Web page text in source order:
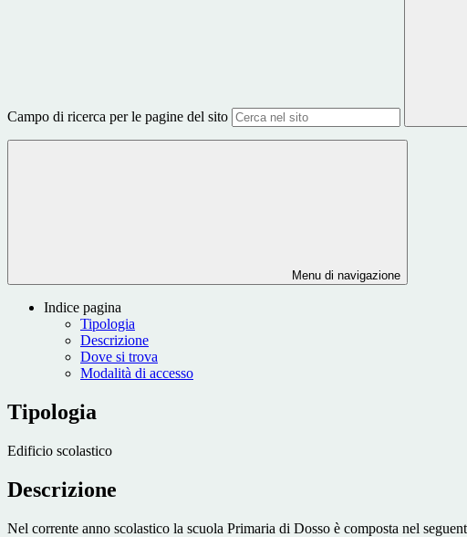
Campo di ricerca per le pagine del sito
Menu di navigazione
Indice pagina
Tipologia
Descrizione
Dove si trova
Modalità di accesso
Tipologia
Edificio scolastico
Descrizione
Nel corrente anno scolastico la scuola Primaria di Dosso è composta nel